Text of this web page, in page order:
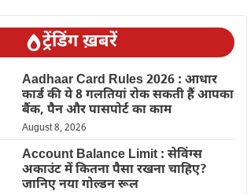
ट्रेंडिंग ख़बरें
Aadhaar Card Rules 2026 : आधार
कार्ड की ये 8 गलतियां रोक सकती हैं आपका
बैंक, पैन और पासपोर्ट का काम
August 8, 2026
Account Balance Limit : सेविंग्स
अकाउंट में कितना पैसा रखना चाहिए?
जानिए नया गोल्डन रूल